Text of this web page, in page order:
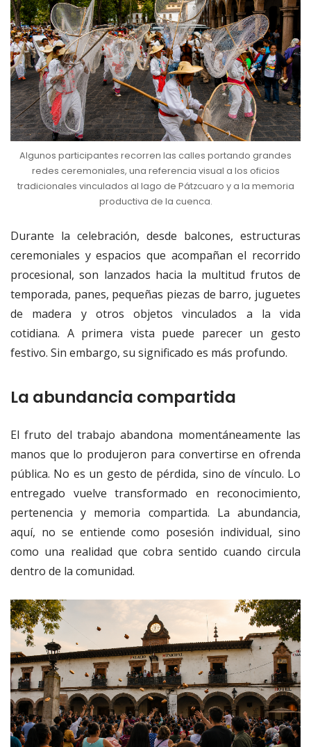
Algunos participantes recorren las calles portando grandes
redes ceremoniales, una referencia visual a los oficios
tradicionales vinculados al lago de Pátzcuaro y a la memoria
productiva de la cuenca.
Durante la celebración, desde balcones, estructuras
ceremoniales y espacios que acompañan el recorrido
procesional, son lanzados hacia la multitud frutos de
temporada, panes, pequeñas piezas de barro, juguetes
de madera y otros objetos vinculados a la vida
cotidiana. A primera vista puede parecer un gesto
festivo. Sin embargo, su significado es más profundo.
La abundancia compartida
El fruto del trabajo abandona momentáneamente las
manos que lo produjeron para convertirse en ofrenda
pública. No es un gesto de pérdida, sino de vínculo. Lo
entregado vuelve transformado en reconocimiento,
pertenencia y memoria compartida. La abundancia,
aquí, no se entiende como posesión individual, sino
como una realidad que cobra sentido cuando circula
dentro de la comunidad.